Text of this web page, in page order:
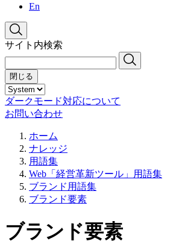
En
サイト内検索
閉じる
ダークモード対応について
お問い合わせ
ホーム
ナレッジ
用語集
Web「経営革新ツール」用語集
ブランド用語集
ブランド要素
ブランド要素